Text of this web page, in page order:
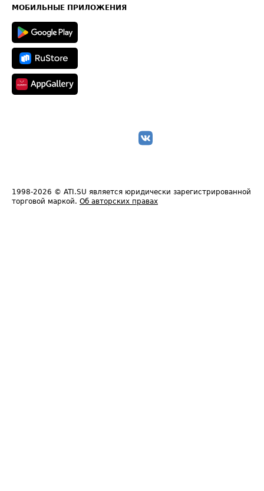
Техническая информация
МОБИЛЬНЫЕ ПРИЛОЖЕНИЯ
1998-2026 © ATI.SU является юридически зарегистрированной
торговой маркой. Об авторских правах